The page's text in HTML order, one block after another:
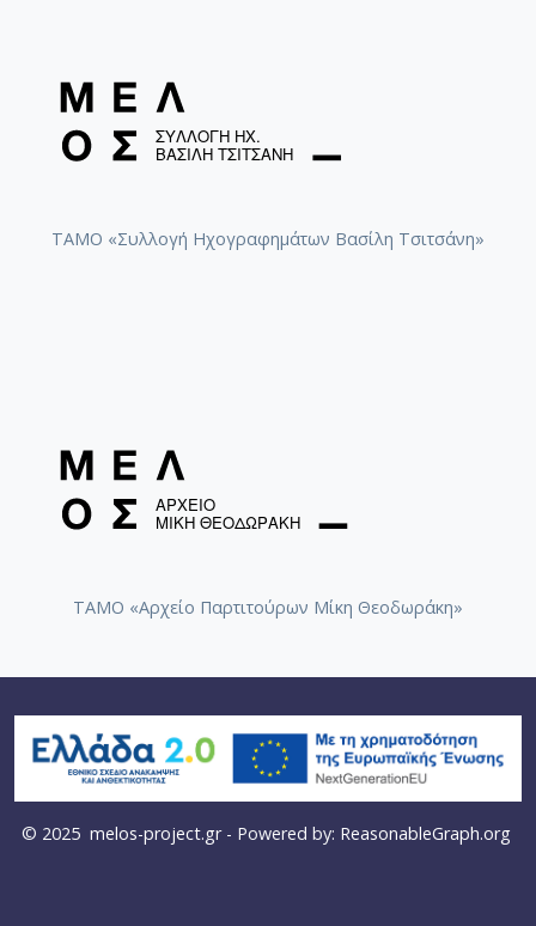
ΤΑΜΟ «Συλλογή Ηχογραφημάτων Βασίλη Τσιτσάνη»
ΤΑΜΟ «Αρχείο Παρτιτούρων Μίκη Θεοδωράκη»
© 2025 melos-project.gr- Powered by: ReasonableGraph.org